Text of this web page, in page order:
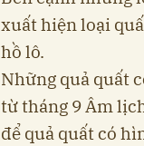
xuất hiện loại
hồ lô.
Những quả quất
từ tháng 9 Âm
để quả quất có